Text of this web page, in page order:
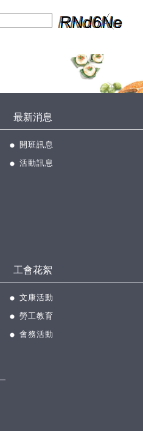
最新消息
開班訊息
活動訊息
工會花絮
文康活動
勞工教育
會務活動